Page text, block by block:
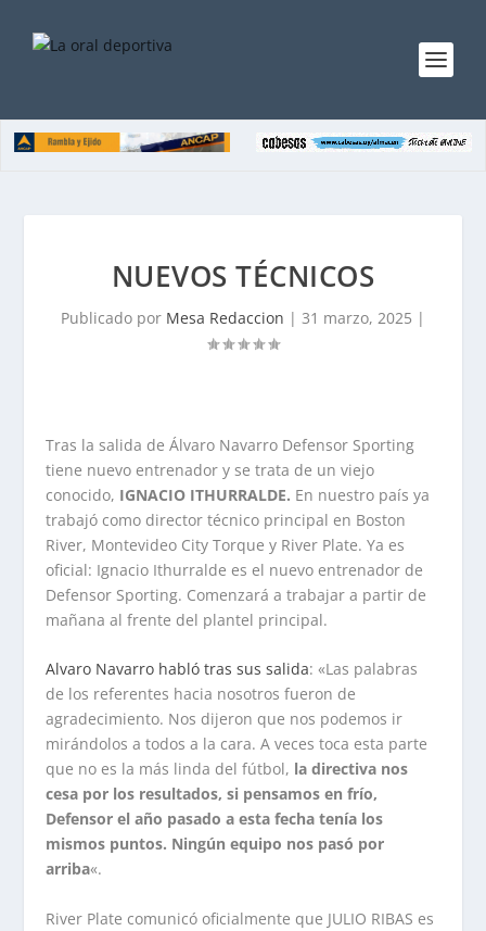
NUEVOS TÉCNICOS
Publicado por Mesa Redaccion | 31 marzo, 2025 |
Tras la salida de Álvaro Navarro Defensor Sporting
tiene nuevo entrenador y se trata de un viejo
conocido, IGNACIO ITHURRALDE. En nuestro país ya
trabajó como director técnico principal en Boston
River, Montevideo City Torque y River Plate. Ya es
oficial: Ignacio Ithurralde es el nuevo entrenador de
Defensor Sporting. Comenzará a trabajar a partir de
mañana al frente del plantel principal.
Alvaro Navarro habló tras sus salida: «Las palabras
de los referentes hacia nosotros fueron de
agradecimiento. Nos dijeron que nos podemos ir
mirándolos a todos a la cara. A veces toca esta parte
que no es la más linda del fútbol, la directiva nos
cesa por los resultados, si pensamos en frío,
Defensor el año pasado a esta fecha tenía los
mismos puntos. Ningún equipo nos pasó por
arriba«.
River Plate comunicó oficialmente que JULIO RIBAS es